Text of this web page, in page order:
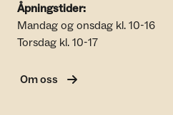
Åpningstider:
Mandag og onsdag kl. 10-16
Torsdag kl. 10-17
Om oss